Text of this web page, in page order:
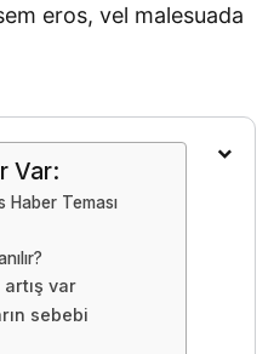
eros, vel malesuada
Var:
Haber Teması
var
sebebi